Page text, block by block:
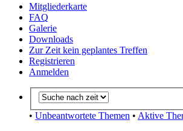
Mitgliederkarte
FAQ
Galerie
Downloads
Zur Zeit kein geplantes Treffen
Registrieren
Anmelden
• Unbeantwortete Themen • Aktive